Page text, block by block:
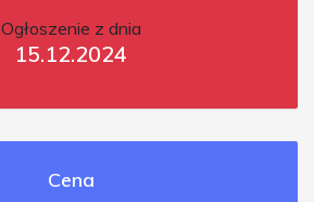
Ogłoszenie z dnia
15.12.2024
Cena